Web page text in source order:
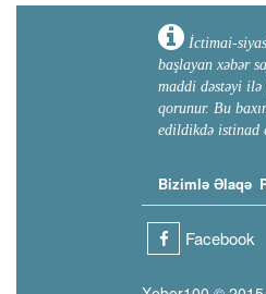
İctimai-
başlayan xəbər
maddi dəstəyi
qorunur. Bu
edildikdə istinad
Bizimlə Əlaqə
Facebook